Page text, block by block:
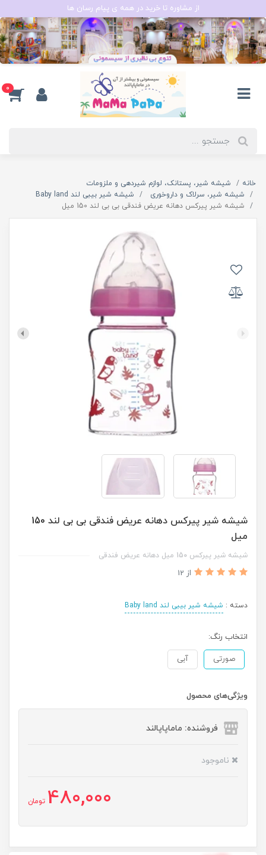
از مشاوره تا خرید در همه ی پیام رسان ها
0
خانه
شیشه شیر، پستانک، لوازم شیردهی و ملزومات
شیشه شیر، سرلاک و داروخوری
شیشه شیر بیبی لند Baby land
شیشه شیر پیرکس دهانه عریض فندقی بی بی لند 150 میل
شیشه شیر پیرکس دهانه عریض فندقی بی بی لند 150
میل
شیشه شیر پیرکس 150 میل دهانه عریض فندقی
از 12
دسته : شیشه شیر بیبی لند Baby land
انتخاب رنگ:
صورتی آبی
ویژگی‌های محصول
فروشنده: ماماپاپالند
ناموجود
480,000 تومان